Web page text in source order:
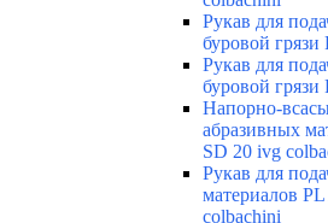
Рукав для
буровой
Рукав для
буровой
Напорно-
абразивных
SD 20 ivg
Рукав для
материалов
colbachini